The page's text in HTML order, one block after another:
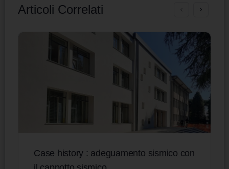
Articoli Correlati
Case history : adeguamento sismico con